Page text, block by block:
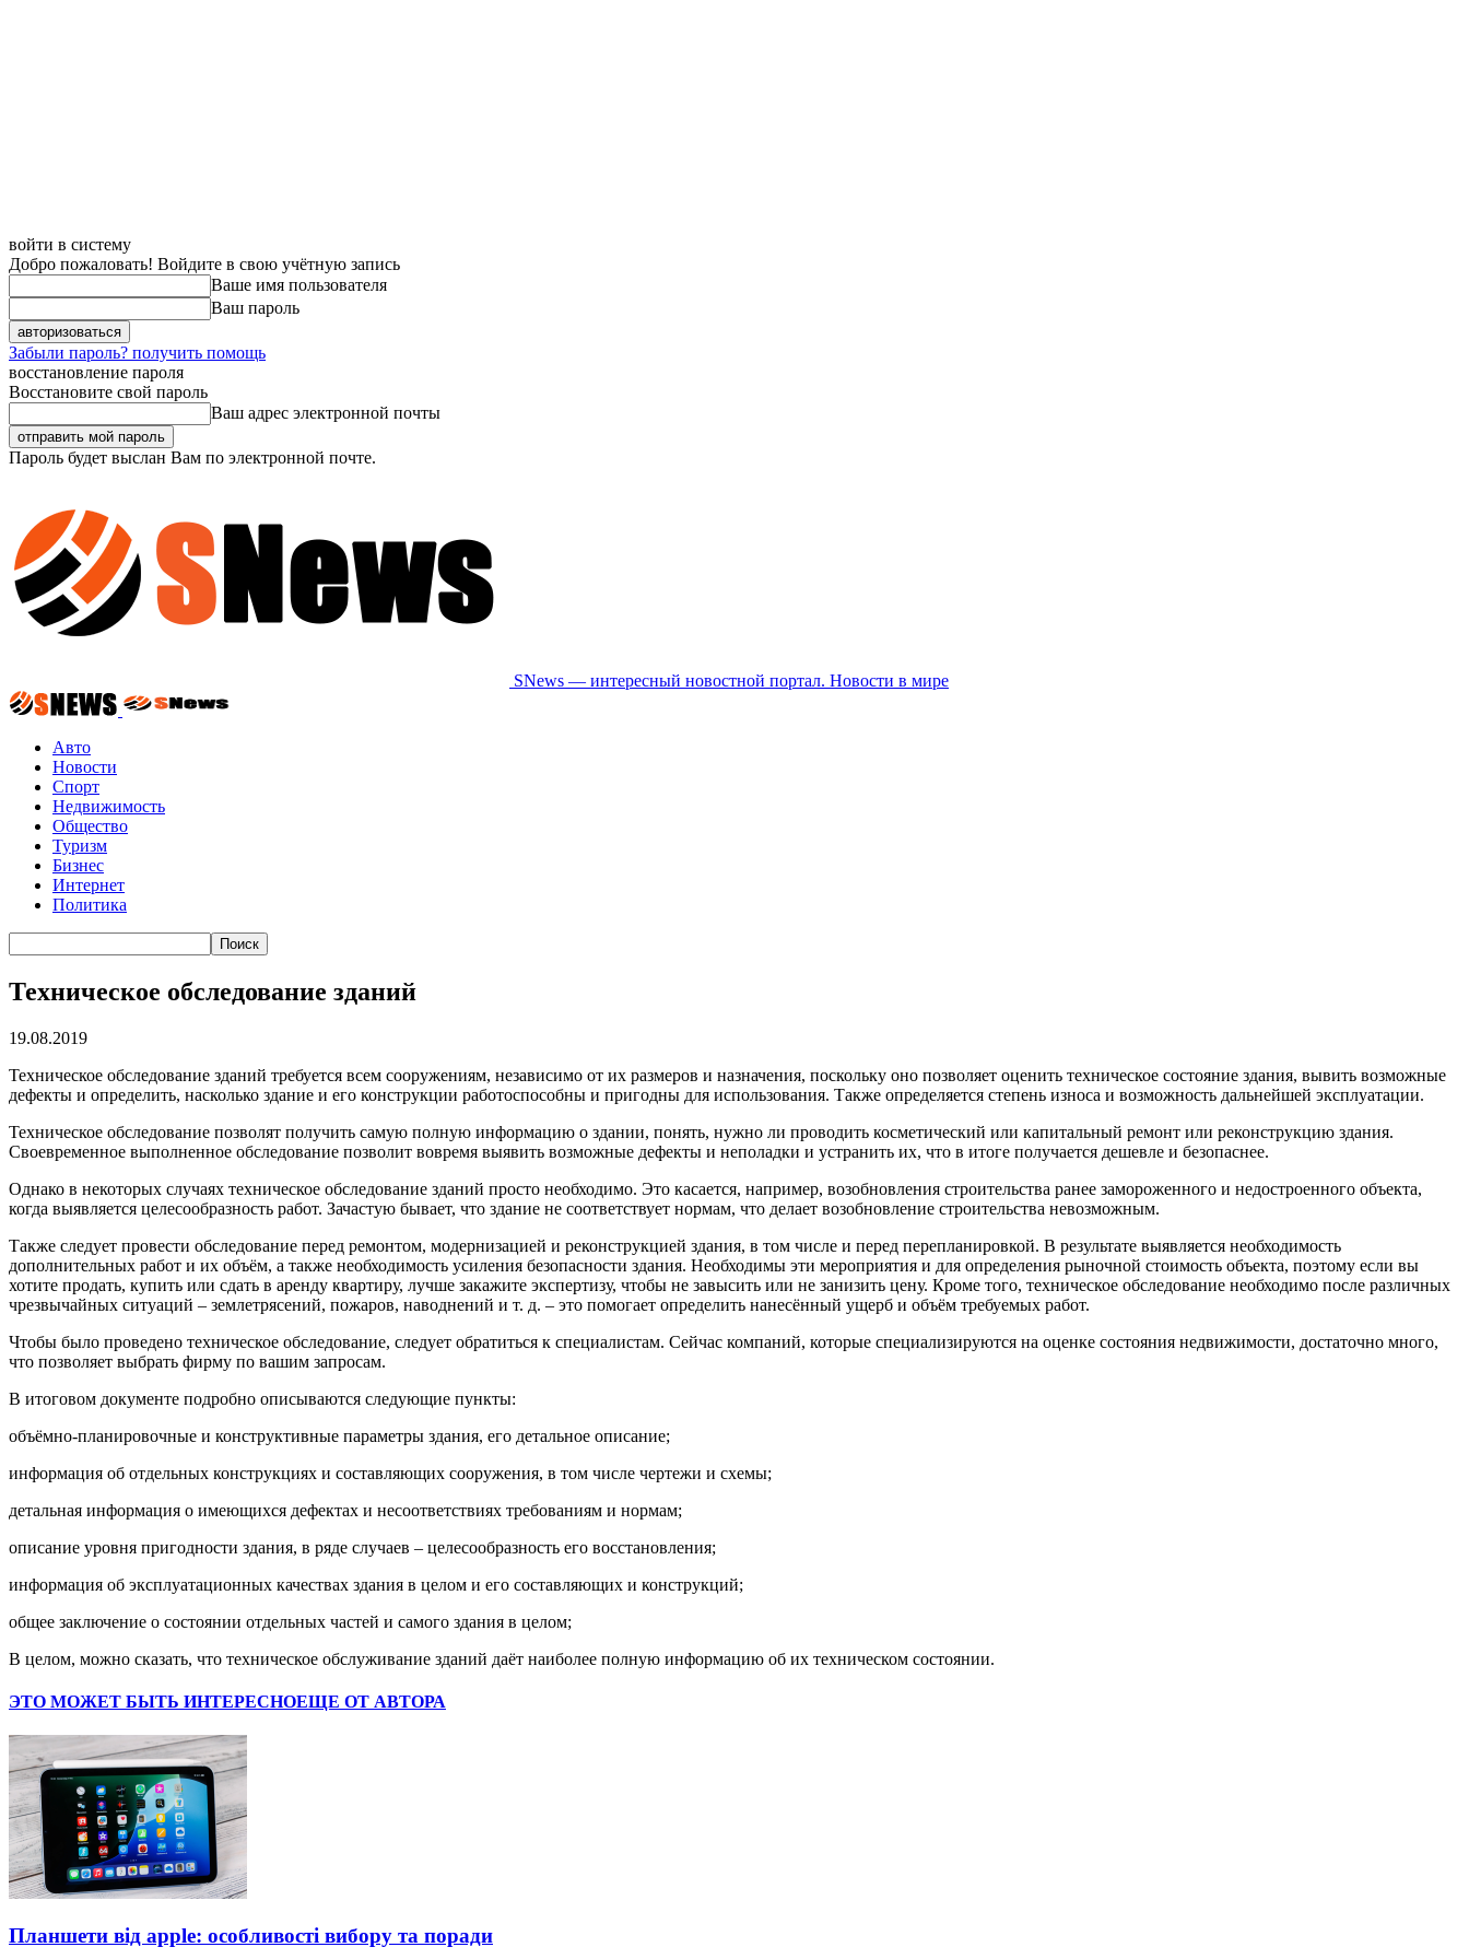
войти в систему
Добро пожаловать! Войдите в свою учётную запись
Ваше имя пользователя
Ваш пароль
Забыли пароль? получить помощь
восстановление пароля
Восстановите свой пароль
Ваш адрес электронной почты
Пароль будет выслан Вам по электронной почте.
SNews — интересный новостной портал. Новости в мире
Авто
Новости
Спорт
Недвижимость
Общество
Туризм
Бизнес
Интернет
Политика
Техническое обследование зданий
19.08.2019
Техническое обследование зданий требуется всем сооружениям, независимо от их размеров и назначения, поскольку оно позволяет оценить техническое состояние здания, вывить возможные
дефекты и определить, насколько здание и его конструкции работоспособны и пригодны для использования. Также определяется степень износа и возможность дальнейшей эксплуатации.
Техническое обследование позволят получить самую полную информацию о здании, понять, нужно ли проводить косметический или капитальный ремонт или реконструкцию здания.
Своевременное выполненное обследование позволит вовремя выявить возможные дефекты и неполадки и устранить их, что в итоге получается дешевле и безопаснее.
Однако в некоторых случаях техническое обследование зданий просто необходимо. Это касается, например, возобновления строительства ранее замороженного и недостроенного объекта,
когда выявляется целесообразность работ. Зачастую бывает, что здание не соответствует нормам, что делает возобновление строительства невозможным.
Также следует провести обследование перед ремонтом, модернизацией и реконструкцией здания, в том числе и перед перепланировкой. В результате выявляется необходимость
дополнительных работ и их объём, а также необходимость усиления безопасности здания. Необходимы эти мероприятия и для определения рыночной стоимость объекта, поэтому если вы
хотите продать, купить или сдать в аренду квартиру, лучше закажите экспертизу, чтобы не завысить или не занизить цену. Кроме того, техническое обследование необходимо после различных
чрезвычайных ситуаций – землетрясений, пожаров, наводнений и т. д. – это помогает определить нанесённый ущерб и объём требуемых работ.
Чтобы было проведено техническое обследование, следует обратиться к специалистам. Сейчас компаний, которые специализируются на оценке состояния недвижимости, достаточно много,
что позволяет выбрать фирму по вашим запросам.
В итоговом документе подробно описываются следующие пункты:
объёмно-планировочные и конструктивные параметры здания, его детальное описание;
информация об отдельных конструкциях и составляющих сооружения, в том числе чертежи и схемы;
детальная информация о имеющихся дефектах и несоответствиях требованиям и нормам;
описание уровня пригодности здания, в ряде случаев – целесообразность его восстановления;
информация об эксплуатационных качествах здания в целом и его составляющих и конструкций;
общее заключение о состоянии отдельных частей и самого здания в целом;
В целом, можно сказать, что техническое обслуживание зданий даёт наиболее полную информацию об их техническом состоянии.
ЭТО МОЖЕТ БЫТЬ ИНТЕРЕСНОЕЩЕ ОТ АВТОРА
Планшети від apple: особливості вибору та поради